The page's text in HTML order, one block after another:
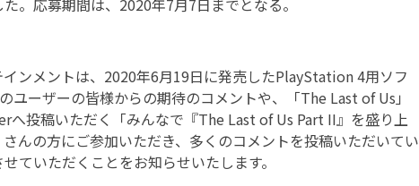
。応募期間は、2020年7月7日までとなる。
ンメントは、2020年6月19日に発売したPlayStation 4用ソフ
ユーザーの皆様からの期待のコメントや、「The Last of Us」
投稿いただく「みんなで『The Last of Us Part II』を盛り上
んの方にご参加いただき、多くのコメントを投稿いただいてい
ていただくことをお知らせいたします。